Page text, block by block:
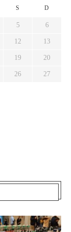
S D
5 6
12 13
19 20
26 27